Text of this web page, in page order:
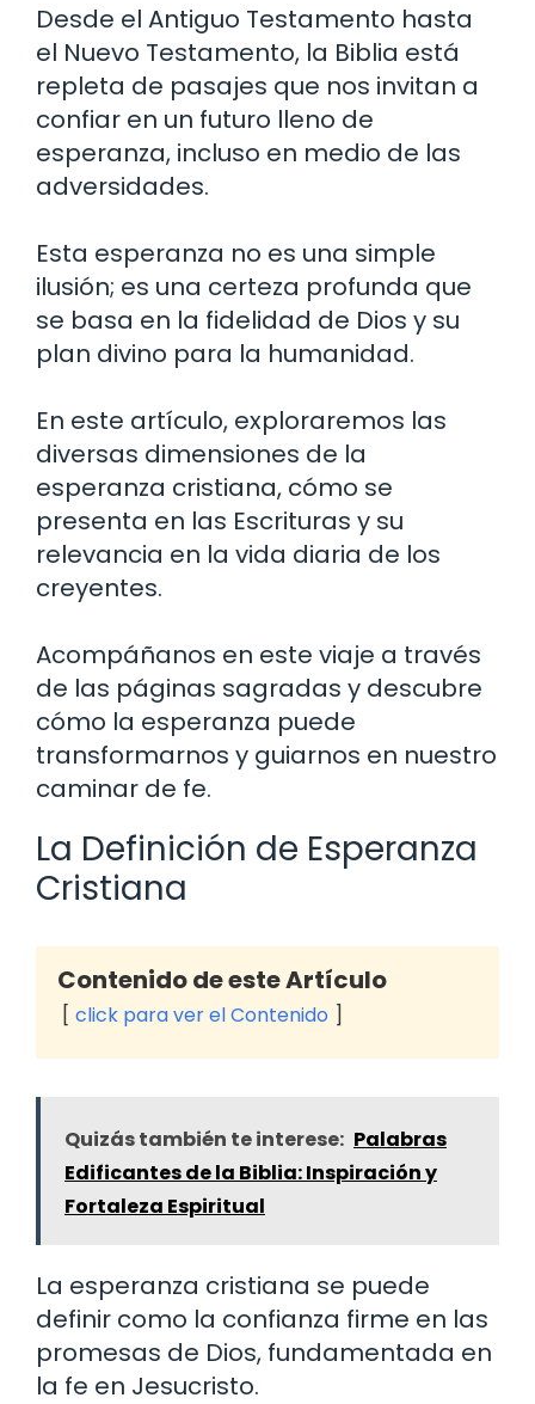
Desde el Antiguo Testamento hasta
el Nuevo Testamento, la Biblia está
repleta de pasajes que nos invitan a
confiar en un futuro lleno de
esperanza, incluso en medio de las
adversidades.
Esta esperanza no es una simple
ilusión; es una certeza profunda que
se basa en la fidelidad de Dios y su
plan divino para la humanidad.
En este artículo, exploraremos las
diversas dimensiones de la
esperanza cristiana, cómo se
presenta en las Escrituras y su
relevancia en la vida diaria de los
creyentes.
Acompáñanos en este viaje a través
de las páginas sagradas y descubre
cómo la esperanza puede
transformarnos y guiarnos en nuestro
caminar de fe.
La Definición de Esperanza
Cristiana
Contenido de este Artículo
click para ver el Contenido
Quizás también te interese: Palabras
Edificantes de la Biblia: Inspiración y
Fortaleza Espiritual
La esperanza cristiana se puede
definir como la confianza firme en las
promesas de Dios, fundamentada en
la fe en Jesucristo.